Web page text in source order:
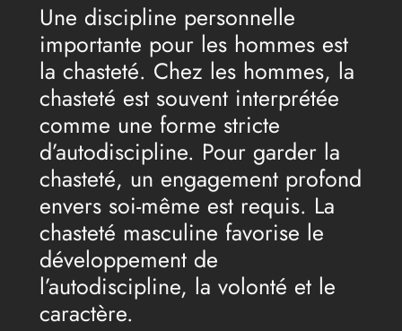
Une discipline personnelle
importante pour les hommes est
la chasteté. Chez les hommes, la
chasteté est souvent interprétée
comme une forme stricte
d’autodiscipline. Pour garder la
chasteté, un engagement profond
envers soi-même est requis. La
chasteté masculine favorise le
développement de
l’autodiscipline, la volonté et le
caractère.